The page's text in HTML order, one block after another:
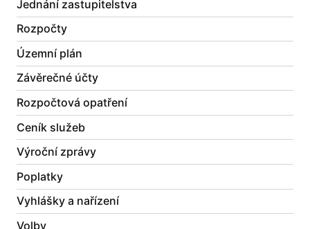
Jednání zastupitelstva
Rozpočty
Územní plán
Závěrečné účty
Rozpočtová opatření
Ceník služeb
Výroční zprávy
Poplatky
Vyhlášky a nařízení
Volby